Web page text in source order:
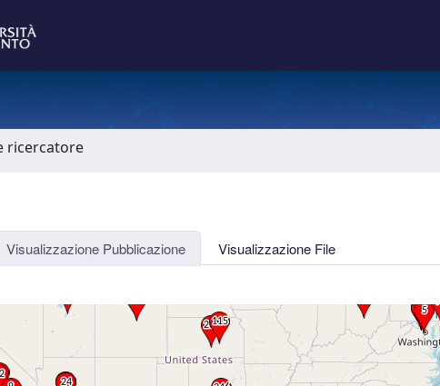
ricercatore
Visualizzazione Pubblicazione Visualizzazione File